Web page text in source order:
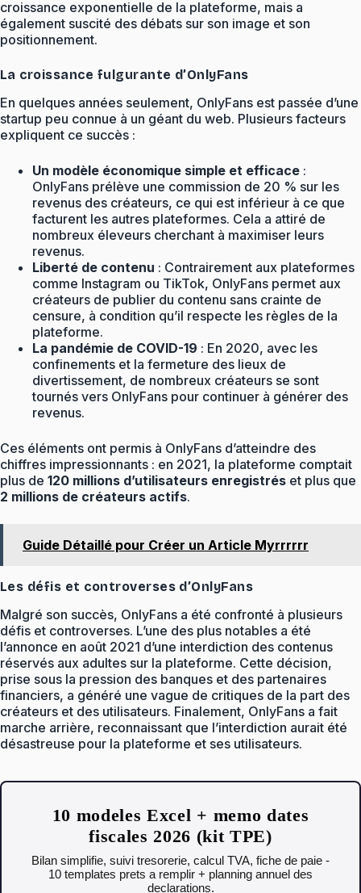
croissance exponentielle de la plateforme, mais a
également suscité des débats sur son image et son
positionnement.
La croissance fulgurante d’OnlyFans
En quelques années seulement, OnlyFans est passée d’une
startup peu connue à un géant du web. Plusieurs facteurs
expliquent ce succès :
Un modèle économique simple et efficace :
OnlyFans prélève une commission de 20 % sur les
revenus des créateurs, ce qui est inférieur à ce que
facturent les autres plateformes. Cela a attiré de
nombreux éleveurs cherchant à maximiser leurs
revenus.
Liberté de contenu : Contrairement aux plateformes
comme Instagram ou TikTok, OnlyFans permet aux
créateurs de publier du contenu sans crainte de
censure, à condition qu’il respecte les règles de la
plateforme.
La pandémie de COVID-19 : En 2020, avec les
confinements et la fermeture des lieux de
divertissement, de nombreux créateurs se sont
tournés vers OnlyFans pour continuer à générer des
revenus.
Ces éléments ont permis à OnlyFans d’atteindre des
chiffres impressionnants : en 2021, la plateforme comptait
plus de 120 millions d’utilisateurs enregistrés et plus que
2 millions de créateurs actifs.
Guide Détaillé pour Créer un Article Myrrrrrr
Les défis et controverses d’OnlyFans
Malgré son succès, OnlyFans a été confronté à plusieurs
défis et controverses. L’une des plus notables a été
l’annonce en août 2021 d’une interdiction des contenus
réservés aux adultes sur la plateforme. Cette décision,
prise sous la pression des banques et des partenaires
financiers, a généré une vague de critiques de la part des
créateurs et des utilisateurs. Finalement, OnlyFans a fait
marche arrière, reconnaissant que l’interdiction aurait été
désastreuse pour la plateforme et ses utilisateurs.
10 modeles Excel + memo dates
fiscales 2026 (kit TPE)
Bilan simplifie, suivi tresorerie, calcul TVA, fiche de paie -
10 templates prets a remplir + planning annuel des
declarations.